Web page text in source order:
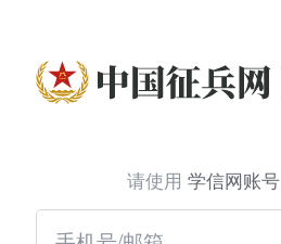
请使用 学信网账号